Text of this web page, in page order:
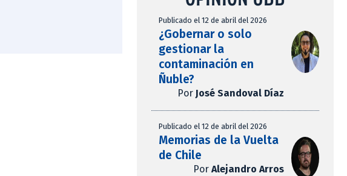
Publicado el 12 de abril del 2026
¿Gobernar o solo
gestionar la
contaminación en
Ñuble?
Por José Sandoval Díaz
Publicado el 12 de abril del 2026
Memorias de la Vuelta
de Chile
Por Alejandro Arros